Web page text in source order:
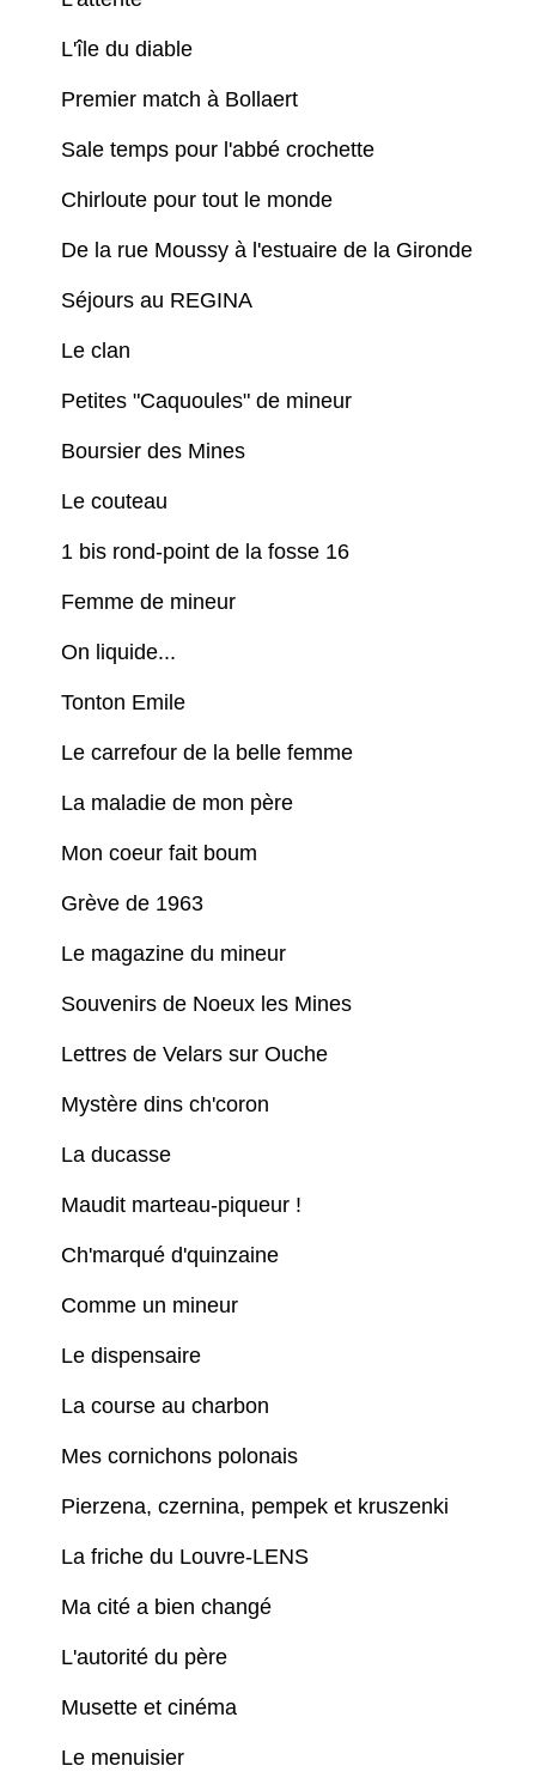
L'île du diable
Premier match à Bollaert
Sale temps pour l'abbé crochette
Chirloute pour tout le monde
De la rue Moussy à l'estuaire de la Gironde
Séjours au REGINA
Le clan
Petites "Caquoules" de mineur
Boursier des Mines
Le couteau
1 bis rond-point de la fosse 16
Femme de mineur
On liquide...
Tonton Emile
Le carrefour de la belle femme
La maladie de mon père
Mon coeur fait boum
Grève de 1963
Le magazine du mineur
Souvenirs de Noeux les Mines
Lettres de Velars sur Ouche
Mystère dins ch'coron
La ducasse
Maudit marteau-piqueur !
Ch'marqué d'quinzaine
Comme un mineur
Le dispensaire
La course au charbon
Mes cornichons polonais
Pierzena, czernina, pempek et kruszenki
La friche du Louvre-LENS
Ma cité a bien changé
L'autorité du père
Musette et cinéma
Le menuisier